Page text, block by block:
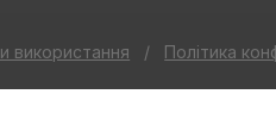
використання / Політика